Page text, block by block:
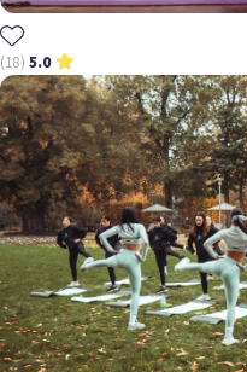
5.0
(18)